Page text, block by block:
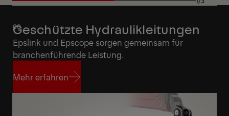
Geschützte Hydraulikleitungen
Epslink und Epscope sorgen gemeinsam für
branchenführende Leistung.
Mehr erfahren